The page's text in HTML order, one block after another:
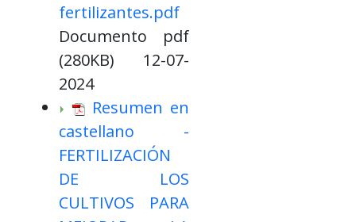
fertilizantes.pdf
Documento pdf
(280KB) 12-07-
2024
Resumen en
castellano -
FERTILIZACIÓN
DE LOS
CULTIVOS PARA